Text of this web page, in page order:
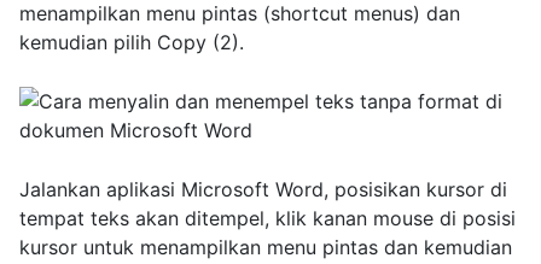
menampilkan menu pintas (shortcut menus) dan
kemudian pilih Copy (2).
Jalankan aplikasi Microsoft Word, posisikan kursor di
tempat teks akan ditempel, klik kanan mouse di posisi
kursor untuk menampilkan menu pintas dan kemudian